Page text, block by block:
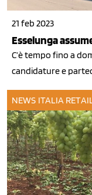
21 feb 2023
Esselunga
C’è tempo fino a
candidature e
NEWS ITALIA